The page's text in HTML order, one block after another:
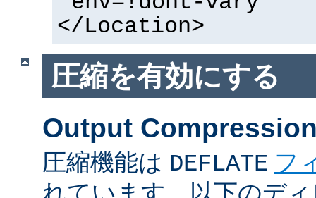
</Location>
圧縮を有効にする
Output
圧縮機能は DEFLATE フ